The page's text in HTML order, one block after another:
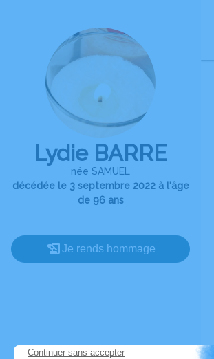
Lydie BARRE
née SAMUEL
décédée le 3 septembre 2022 à l'âge
de 96 ans
Je rends hommage